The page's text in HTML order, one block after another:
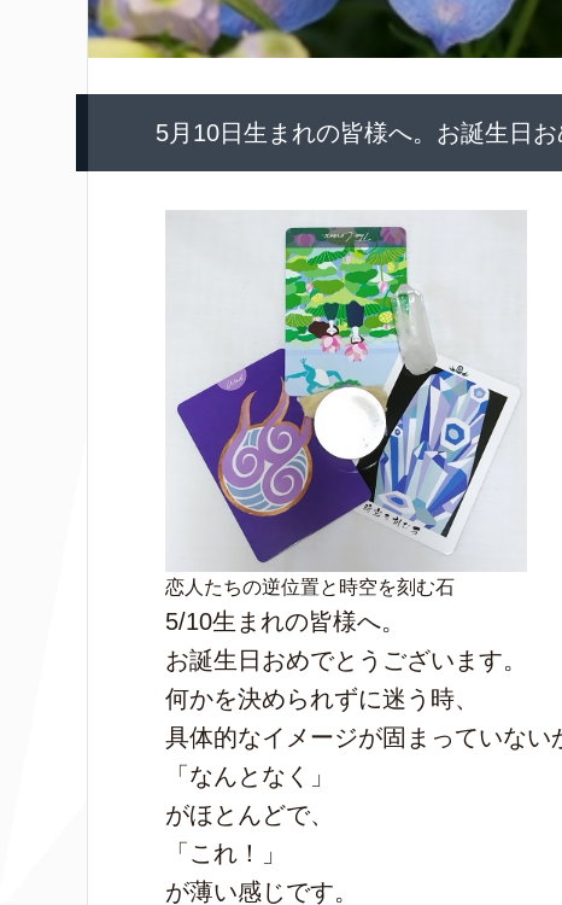
5月10日生まれの皆様へ。お誕生日お
恋人たちの逆位置と時空を刻む石
5/10生まれの皆様へ。
お誕生日おめでとうございます。
何かを決められずに迷う時、
具体的なイメージが固まっていない
「なんとなく」
がほとんどで、
「これ！」
が薄い感じです。